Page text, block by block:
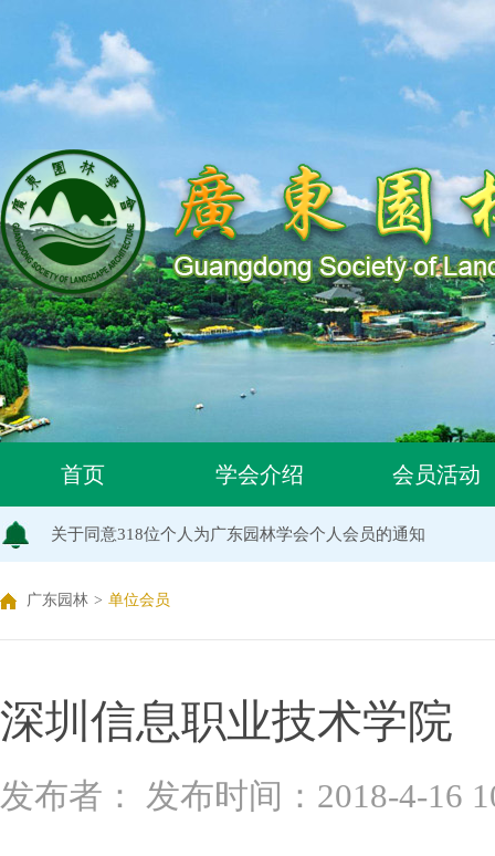
首页 学会介绍 会员活动
关于同意96位个人为广东园林学会个人会员的通知
关于同意318位个人为广东园林学会个人会员的通知
关于2026年度广东园林学会科学技术奖申报工作延期的通知
广东园林学会关于开展2026年广东风景园林优秀学子奖评选
关于推荐广东园林学会专家库候选人的通知（2026年度）
关于申报2026年度广东园林学会科学技术奖的通知
广东园林 > 单位会员
深圳信息职业技术学院
发布者： 发布时间：2018-4-16